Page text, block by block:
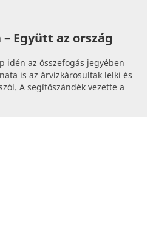
Együtt az ország
idén az összefogás jegyében
is az árvízkárosultak lelki és
A segítőszándék vezette a